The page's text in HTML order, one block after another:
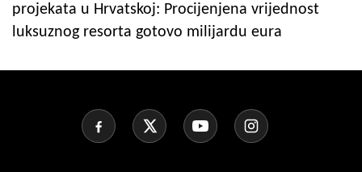
projekata u Hrvatskoj: Procijenjena vrijednost
luksuznog resorta gotovo milijardu eura